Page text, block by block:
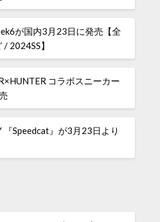
が国内3月23日に発売【全
2024SS】
コラボスニーカー
『Speedcat』が3月23日より